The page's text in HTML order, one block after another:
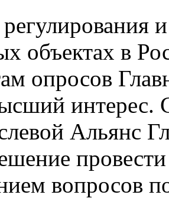
объектах в
опросов
интерес.
Альянс
вопросов